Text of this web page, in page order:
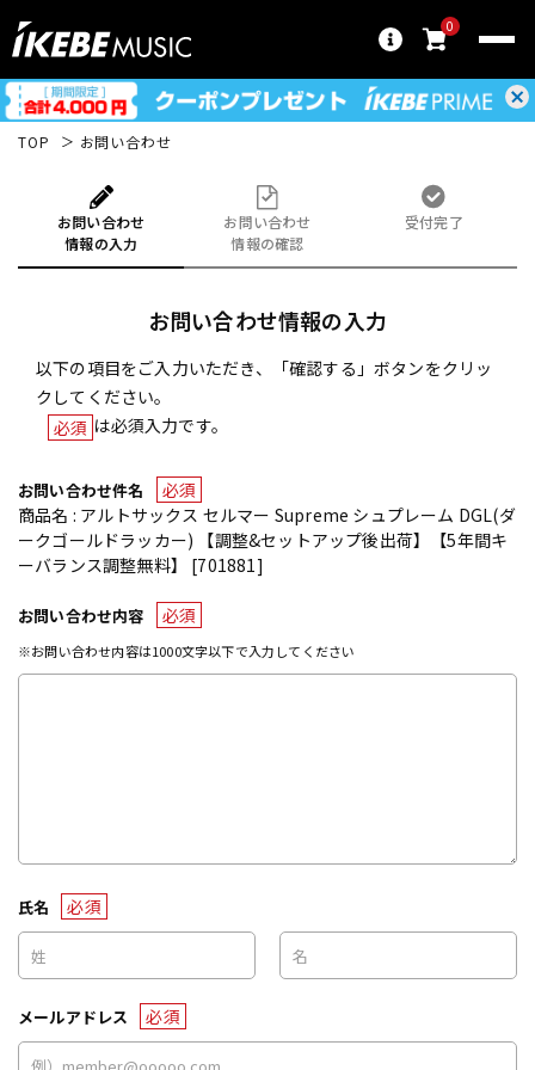
0
TOP お問い合わせ
お問い合わせ
情報の入力
お問い合わせ
情報の確認
受付完了
お問い合わせ情報の入力
以下の項目をご入力いただき、「確認する」ボタンをクリッ
クしてください。
必須 は必須入力です。
お問い合わせ件名
必須
商品名 : アルトサックス セルマー Supreme シュプレーム DGL(ダ
ークゴールドラッカー) 【調整&セットアップ後出荷】【5年間キ
ーバランス調整無料】 [701881]
お問い合わせ内容 必須
※お問い合わせ内容は1000文字以下で入力してください
氏名 必須
メールアドレス 必須